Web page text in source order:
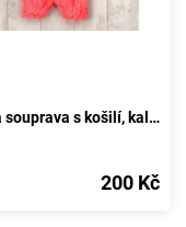
Dětská souprava s košilí, kalhotami, značky Minoti, NÁDHERNÁ 1, holčička - velikost 86/92 | 18-24 měsíců
200 Kč